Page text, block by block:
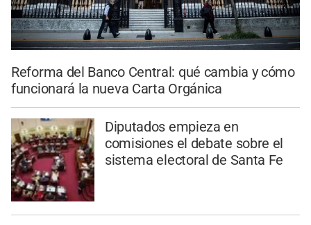
Reforma del Banco Central: qué cambia y cómo
funcionará la nueva Carta Orgánica
Diputados empieza en
comisiones el debate sobre el
sistema electoral de Santa Fe